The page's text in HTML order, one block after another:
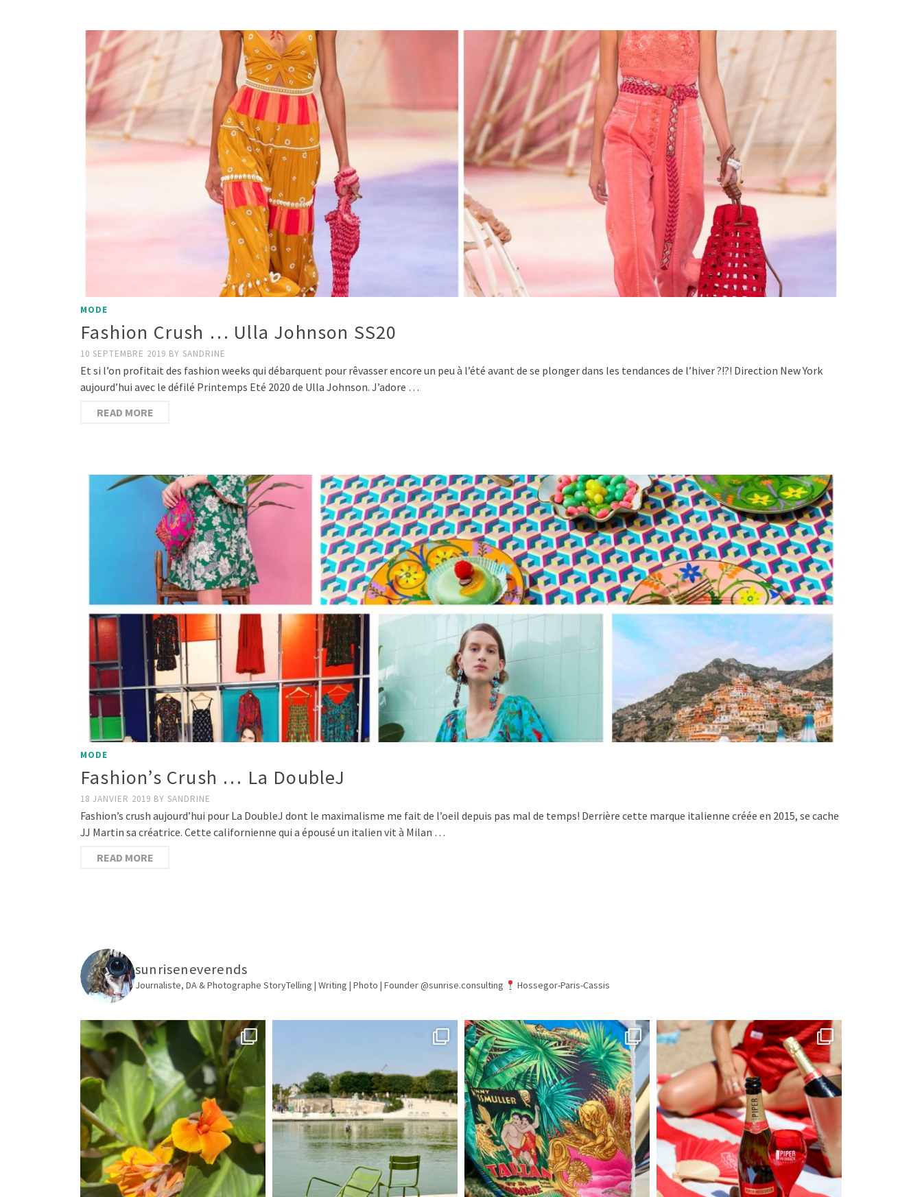
MODE
Fashion Crush … Ulla Johnson SS20
10 SEPTEMBRE 2019 BY SANDRINE
Et si l’on profitait des fashion weeks qui débarquent pour rêvasser encore un peu à l’été avant de se plonger dans les tendances de l’hiver ?!?! Direction New York
aujourd’hui avec le défilé Printemps Eté 2020 de Ulla Johnson. J’adore …
READ MORE
MODE
Fashion’s Crush … La DoubleJ
18 JANVIER 2019 BY SANDRINE
Fashion’s crush aujourd’hui pour La DoubleJ dont le maximalisme me fait de l’oeil depuis pas mal de temps! Derrière cette marque italienne créée en 2015, se cache
JJ Martin sa créatrice. Cette californienne qui a épousé un italien vit à Milan …
READ MORE
sunriseneverends
Journaliste, DA & Photographe StoryTelling | Writing | Photo | Founder @sunrise.consulting Hossegor-Paris-Cassis